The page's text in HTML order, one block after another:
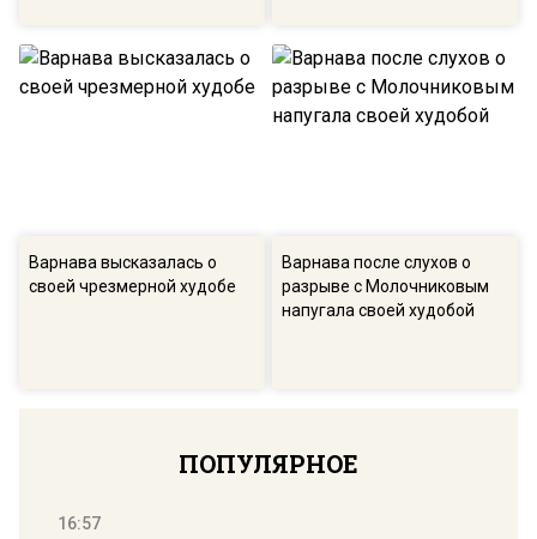
Варнава высказалась о
своей чрезмерной худобе
Варнава после слухов о
разрыве с Молочниковым
напугала своей худобой
ПОПУЛЯРНОЕ
16:57